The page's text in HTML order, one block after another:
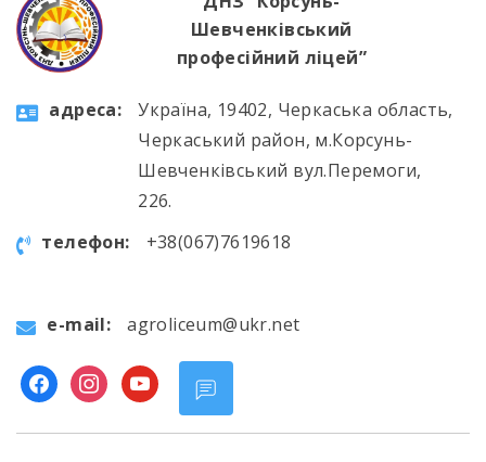
Шевченківський
професійний ліцей”
aдресa:
Україна, 19402, Черкаська область,
Черкаський район, м.Корсунь-
Шевченківський вул.Перемоги,
226.
телефон:
+38(067)7619618
e-mail: agroliceum@ukr.net
facebookinstagram
youtube